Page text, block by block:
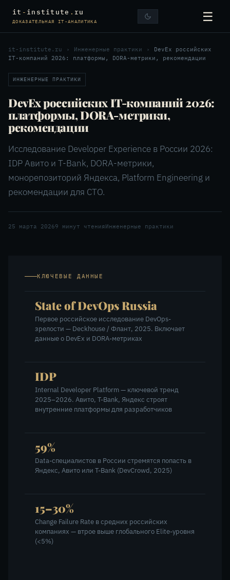
it - institute . ru
ДОКАЗАТЕЛЬНАЯ IT-АНАЛИТИКА ☰
it-institute.ru › Инженерные практики ›
DevEx российских
IT-компаний 2026: платформы, DORA-метрики, рекомендации
ИНЖЕНЕРНЫЕ ПРАКТИКИ
DevEx российских IT-компаний 2026:
платформы, DORA-метрики,
рекомендации
Исследование Developer Experience в России 2026:
IDP Авито и T-Bank, DORA-метрики,
монорепозиторий Яндекса, Platform Engineering и
рекомендации для CTO.
25 марта 20269 минут чтенияИнженерные практики
КЛЮЧЕВЫЕ ДАННЫЕ
State of DevOps Russia
Первое российское исследование DevOps-
зрелости — Deckhouse / Флант, 2025. Включает
данные о DevEx и DORA-метриках
IDP
Internal Developer Platform — ключевой тренд
2025–2026. Авито, T-Bank, Яндекс строят
внутренние платформы для разработчиков
59%
Data-специалистов в России стремятся попасть в
Яндекс, Авито или T-Bank (DevCrowd, 2025)
15–30%
Change Failure Rate в средних российских
компаниях — втрое выше глобального Elite-уровня
(<5%)